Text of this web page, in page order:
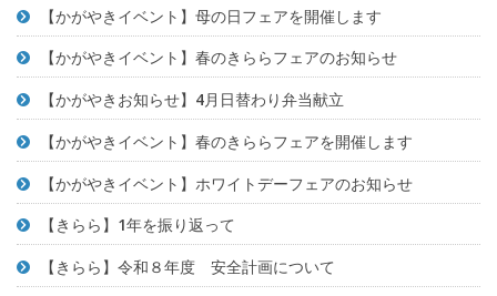
【かがやきイベント】母の日フェアを開催します
【かがやきイベント】春のきららフェアのお知らせ
【かがやきお知らせ】4月日替わり弁当献立
【かがやきイベント】春のきららフェアを開催します
【かがやきイベント】ホワイトデーフェアのお知らせ
【きらら】1年を振り返って
【きらら】令和８年度 安全計画について